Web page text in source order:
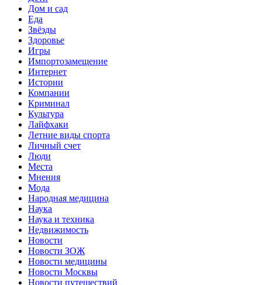
Дом и сад
Еда
Звёзды
Здоровье
Игры
Импортозамещение
Интернет
Истории
Компании
Криминал
Культура
Лайфхаки
Летние виды спорта
Личный счет
Люди
Места
Мнения
Мода
Народная медицина
Наука
Наука и техника
Недвижимость
Новости
Новости ЗОЖ
Новости медицины
Новости Москвы
Новости путешествий